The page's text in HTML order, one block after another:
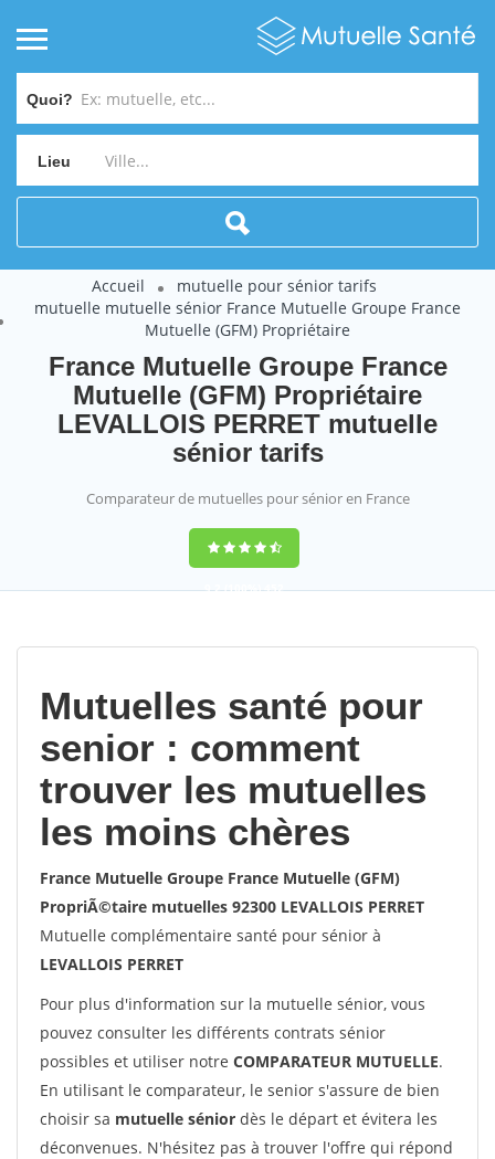
Quoi?
Lieu
Accueil
mutuelle pour sénior tarifs
mutuelle mutuelle sénior France Mutuelle Groupe France
Mutuelle (GFM) Propriétaire
France Mutuelle Groupe France
Mutuelle (GFM) Propriétaire
LEVALLOIS PERRET mutuelle
sénior tarifs
Comparateur de mutuelles pour sénior en France
9,2(100%)452
Mutuelles santé pour
senior : comment
trouver les mutuelles
les moins chères
France Mutuelle Groupe France Mutuelle (GFM)
PropriÃ©taire mutuelles 92300 LEVALLOIS PERRET
Mutuelle complémentaire santé pour sénior à
LEVALLOIS PERRET
Pour plus d'information sur la mutuelle sénior, vous
pouvez consulter les différents contrats sénior
possibles et utiliser notre COMPARATEUR MUTUELLE.
En utilisant le comparateur, le senior s'assure de bien
choisir sa mutuelle sénior dès le départ et évitera les
déconvenues. N'hésitez pas à trouver l'offre qui répond